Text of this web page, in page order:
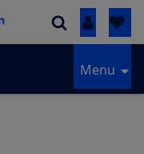
Inloggen
Menu